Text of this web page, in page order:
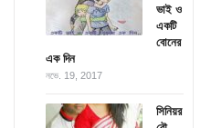
ভাই ও
একটি
বোনের
এক দিন
নভে. 19, 2017
সিনিয়র